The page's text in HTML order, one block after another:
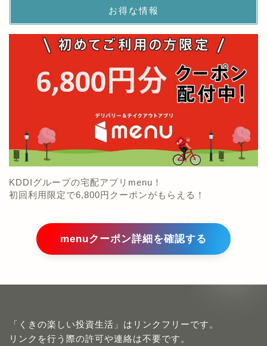
お得な情報
KDDIグループの宅配アプリmenu！
初回利用限定で6,800円クーポンがもらえる！
menuクーポン詳細を確認する
「くきの楽しい投資生活」はリンクフリーです。
リンクを行う際の許可や連絡は不要です。